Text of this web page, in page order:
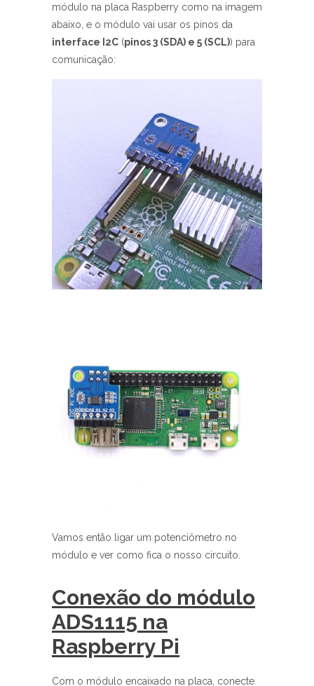
módulo na placa Raspberry como na imagem
abaixo, e o módulo vai usar os pinos da
interface I2C (pinos 3 (SDA) e 5 (SCL)) para
comunicação:
Vamos então ligar um potenciômetro no
módulo e ver como fica o nosso circuito.
Conexão do módulo
ADS1115 na
Raspberry Pi
Com o módulo encaixado na placa, conecte